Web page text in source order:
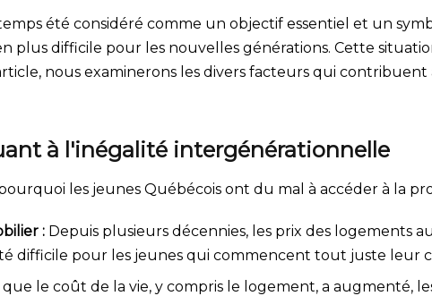
été considéré comme un objectif essentiel et un
plus difficile pour les nouvelles générations. Cette
nous examinerons les divers facteurs qui
à l'inégalité intergénérationnelle
les jeunes Québécois ont du mal à accéder à la
: Depuis plusieurs décennies, les prix des logements
difficile pour les jeunes qui commencent tout juste leur
que le coût de la vie, y compris le logement, a augmenté,